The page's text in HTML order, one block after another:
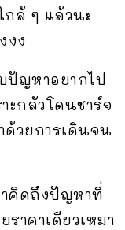
ล้ ๆ แล้วนะ
งง
ปัญหาอยากไป
ะกลัวโดนชาร์จ
วยการเดินจน
าคิดถึงปัญหาที่
าคาเดียวเหมา